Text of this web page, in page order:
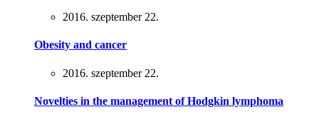
2016. szeptember 22.
Obesity and cancer
2016. szeptember 22.
Novelties in the management of Hodgkin lymphoma